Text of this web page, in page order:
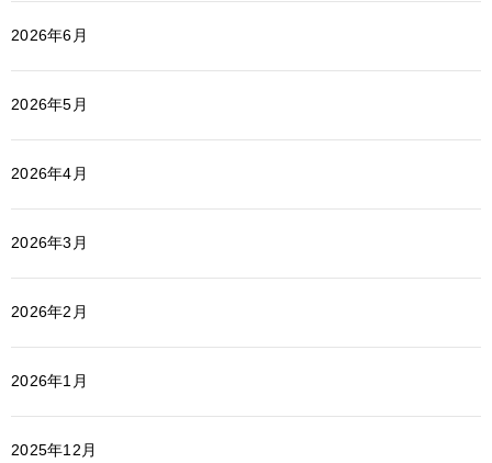
2026年6月
2026年5月
2026年4月
2026年3月
2026年2月
2026年1月
2025年12月